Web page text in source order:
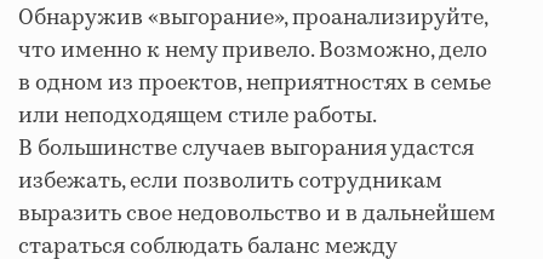
Обнаружив «выгорание», проанализируйте,
что именно к нему привело. Возможно, дело
в одном из проектов, неприятностях в семье
или неподходящем стиле работы.
В большинстве случаев выгорания удастся
избежать, если позволить сотрудникам
выразить свое недовольство и в дальнейшем
стараться соблюдать баланс между